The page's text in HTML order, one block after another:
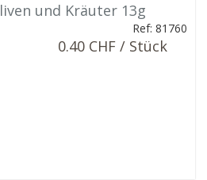
und Kräuter 13g
Ref: 81760
0.40 CHF / Stück